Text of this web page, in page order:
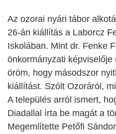
Az ozorai nyári tábor
26-án kiállítás a Laborcz
Iskolában. Mint dr. Fenke
önkormányzati
öröm, hogy másodszor
kiállítást. Szólt Ozoráról,
A település arról ismert,
Diadallal írta be magát a
Megemlítette Petőfi